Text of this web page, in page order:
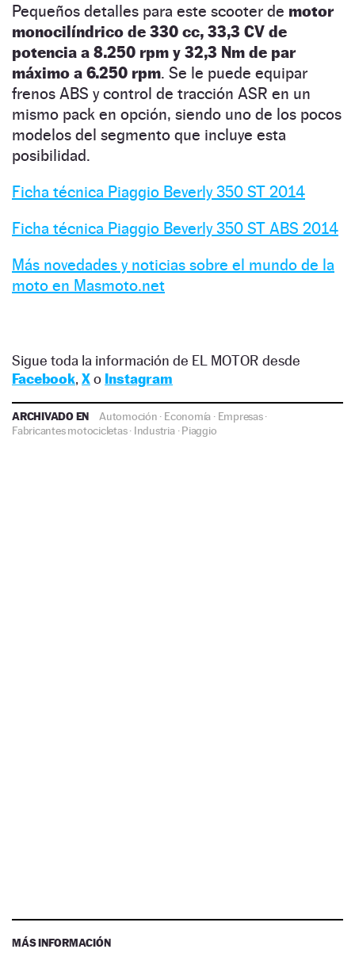
Pequeños detalles para este scooter de motor
monocilíndrico de 330 cc, 33,3 CV de
potencia a 8.250 rpm y 32,3 Nm de par
máximo a 6.250 rpm. Se le puede equipar
frenos ABS y control de tracción ASR en un
mismo pack en opción, siendo uno de los pocos
modelos del segmento que incluye esta
posibilidad.
Ficha técnica Piaggio Beverly 350 ST 2014
Ficha técnica Piaggio Beverly 350 ST ABS 2014
Más novedades y noticias sobre el mundo de la
moto en Masmoto.net
Sigue toda la información de EL MOTOR desde
Facebook, Xo Instagram
ARCHIVADO EN Automoción · Economía · Empresas·
Fabricantes motocicletas· Industria·Piaggio
MÁS INFORMACIÓN